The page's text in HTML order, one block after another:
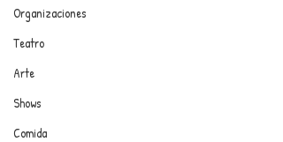
ANUNCIATE CON NOSOTROS
PARA MÁS INFORMACIÓN:
dinamicaseltrendytop@gmail.com
Organizaciones
Teatro
Arte
Shows
Comida